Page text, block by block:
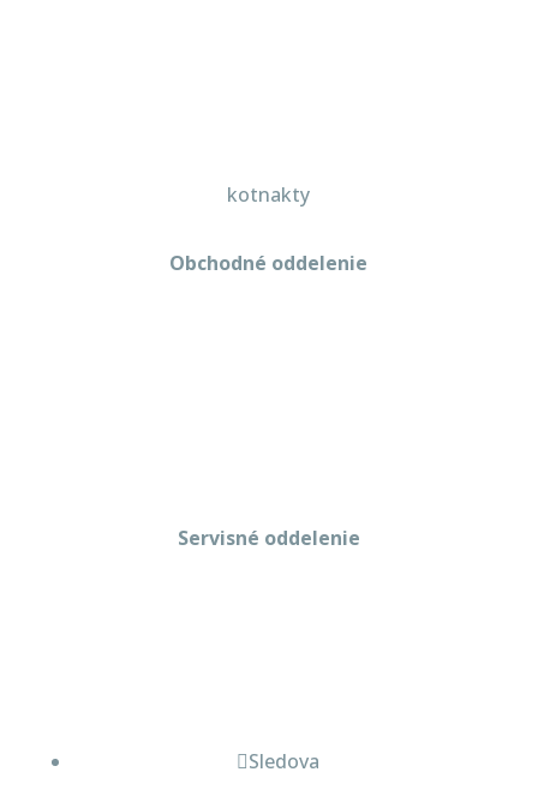
kotnakty
Obchodné oddelenie
Servisné oddelenie
Sledova